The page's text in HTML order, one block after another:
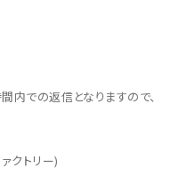
での返信となりますので、
クトリー)